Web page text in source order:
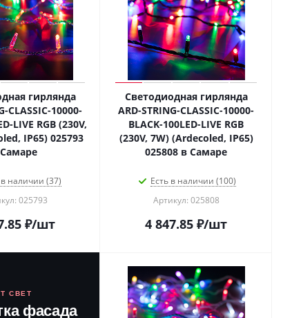
гирлянда
CLASSIC-10000-
LIVE RGB (230V,
IP65) 025793
в наличии (37)
025793
₽/шт
Светодиодная гирлянда
ARD-STRING-CLASSIC-10000-
BLACK-100LED-LIVE RGB
(230V, 7W) (Ardecoled, IP65)
025808 в Самаре
Есть в наличии (100)
Артикул: 025808
4 847.85 ₽/шт
СВЕТ
фасада